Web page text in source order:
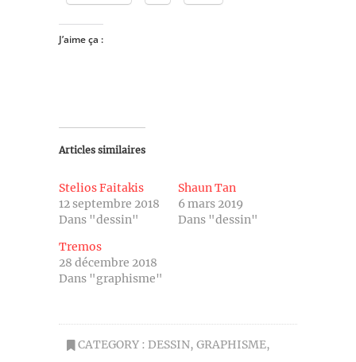
J’aime ça :
Articles similaires
Stelios Faitakis
12 septembre 2018
Dans "dessin"
Shaun Tan
6 mars 2019
Dans "dessin"
Tremos
28 décembre 2018
Dans "graphisme"
CATEGORY : DESSIN, GRAPHISME,